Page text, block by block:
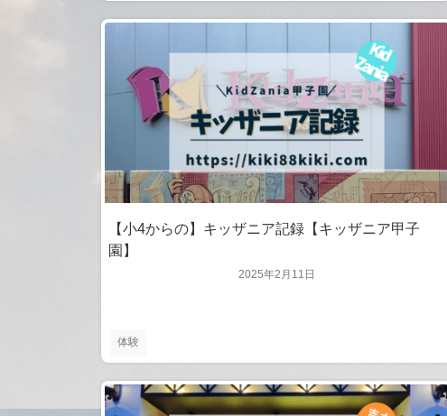
体験
2025年2月11日
【小4からの】キッザニア記録【キッザニア甲子
園】